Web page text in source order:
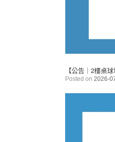
【公告｜2樓桌
Posted on 2026-